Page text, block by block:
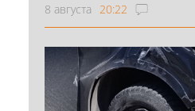
8 августа 20:22